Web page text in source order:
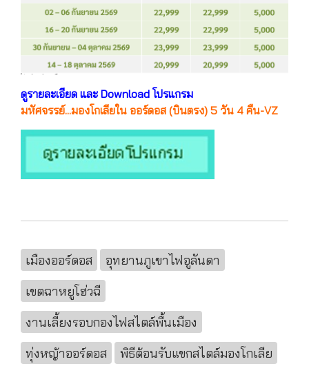
ดูรายละเอียด และ Download โปรแกรม
มหัศจรรย์...มองโกเลียใน ออร์ดอส (บินตรง) 5 วัน 4 คืน-VZ
เมืองออร์ดอส
อุทยานภูเขาไฟอูลันดา
เขตฉาหยูโฮ่วฉี
งานเลี้ยงรอบกองไฟสไตล์พื้นเมือง
ทุ่งหญ้าออร์ดอส
พิธีต้อนรับแขกสไตล์มองโกเลีย